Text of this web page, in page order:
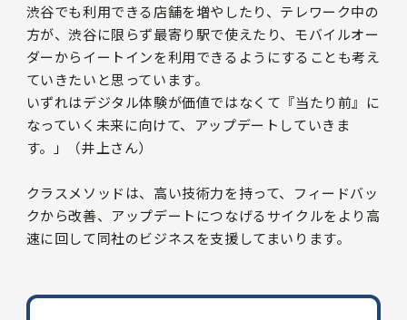
渋谷でも利用できる店舗を増やしたり、テレワーク中の
方が、渋谷に限らず最寄り駅で使えたり、モバイルオー
ダーからイートインを利用できるようにすることも考え
ていきたいと思っています。
いずれはデジタル体験が価値ではなくて『当たり前』に
なっていく未来に向けて、アップデートしていきま
す。」（井上さん）
クラスメソッドは、高い技術力を持って、フィードバッ
クから改善、アップデートにつなげるサイクルをより高
速に回して同社のビジネスを支援してまいります。